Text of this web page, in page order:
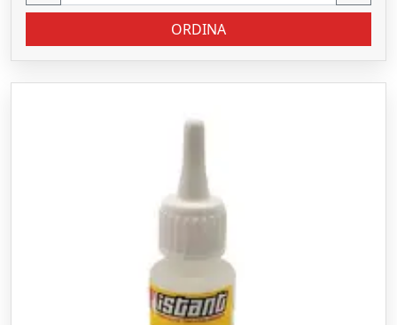
ORDINA